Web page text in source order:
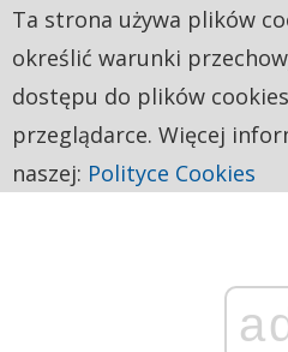
Ta strona używa plików
określić warunki
dostępu do plików
przeglądarce. Więcej
naszej: Polityce Cookies